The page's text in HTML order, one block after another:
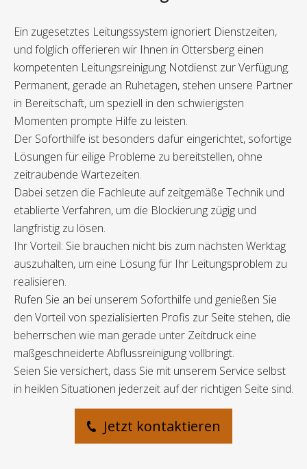
Ein zugesetztes Leitungssystem ignoriert Dienstzeiten,
und folglich offerieren wir Ihnen in Ottersberg einen
kompetenten Leitungsreinigung Notdienst zur Verfügung.
Permanent, gerade an Ruhetagen, stehen unsere Partner
in Bereitschaft, um speziell in den schwierigsten
Momenten prompte Hilfe zu leisten.
Der Soforthilfe ist besonders dafür eingerichtet, sofortige
Lösungen für eilige Probleme zu bereitstellen, ohne
zeitraubende Wartezeiten.
Dabei setzen die Fachleute auf zeitgemäße Technik und
etablierte Verfahren, um die Blockierung zügig und
langfristig zu lösen.
Ihr Vorteil: Sie brauchen nicht bis zum nächsten Werktag
auszuhalten, um eine Lösung für Ihr Leitungsproblem zu
realisieren.
Rufen Sie an bei unserem Soforthilfe und genießen Sie
den Vorteil von spezialisierten Profis zur Seite stehen, die
beherrschen wie man gerade unter Zeitdruck eine
maßgeschneiderte Abflussreinigung vollbringt.
Seien Sie versichert, dass Sie mit unserem Service selbst
in heiklen Situationen jederzeit auf der richtigen Seite sind.
Jetzt kontaktieren